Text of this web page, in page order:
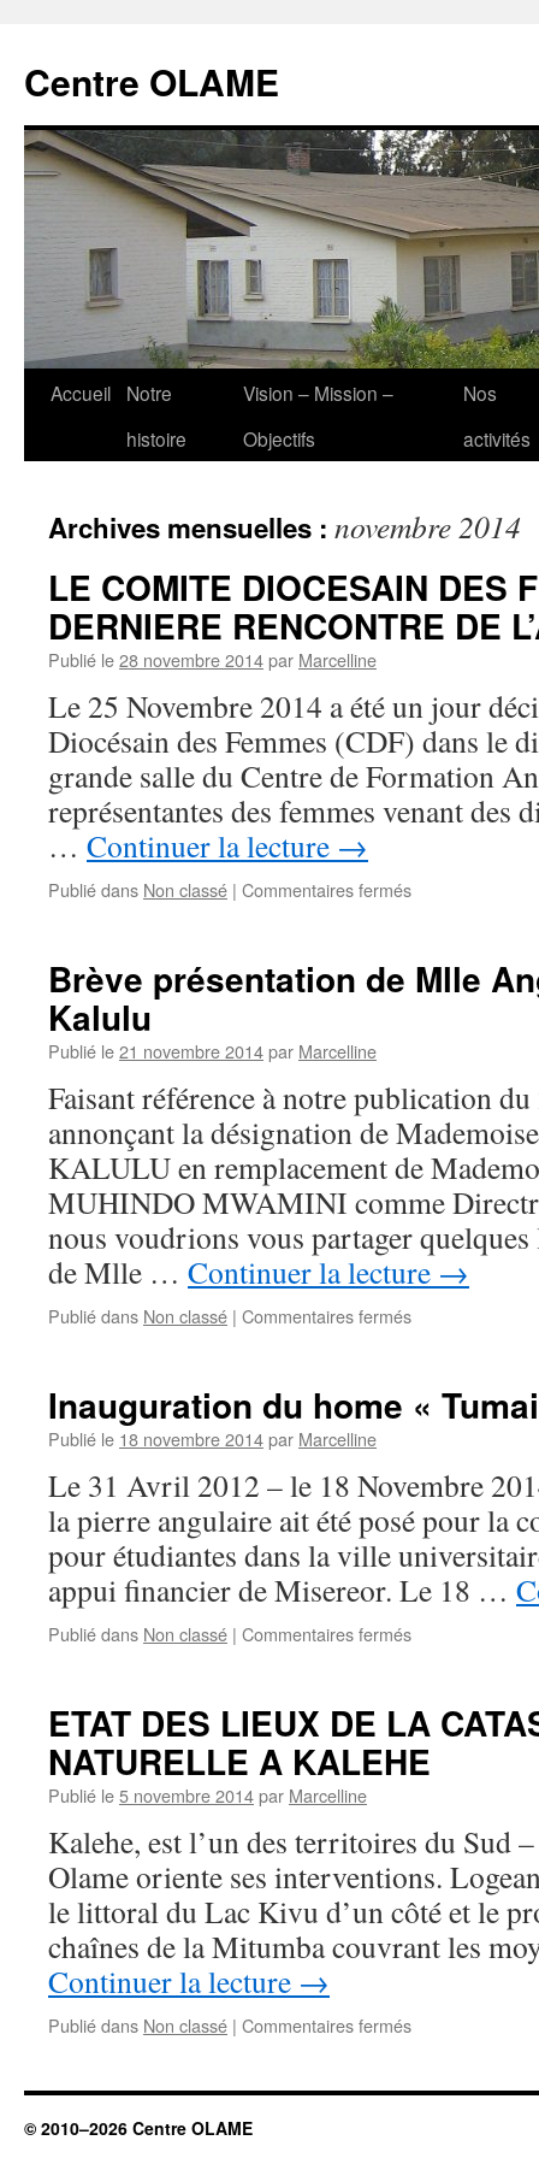
contenu
Centre OLAME
Accueil
Notre
histoire
Vision – Mission –
Objectifs
Nos
activités
Archives mensuelles : novembre 2014
LE COMITE DIOCESAIN DES
DERNIERE RENCONTRE DE
Publié le28 novembre 2014par Marcelline
Le 25 Novembre 2014 a été un jour
Diocésain des Femmes (CDF) dans le
grande salle du Centre de Formation
représentantes des femmes venant des
… Continuer la lecture →
Publié dans Non classé | Commentaires ferméssur
DES
RENCONTRE
DE
L’ANNEE
2014
Brève présentation de Mlle
Kalulu
Publié le21 novembre 2014par Marcelline
Faisant référence à notre publication
annonçant la désignation de
KALULU en remplacement de
MUHINDO MWAMINI comme
nous voudrions vous partager
de Mlle … Continuer la lecture →
Publié dans Non classé | Commentaires ferméssur
Mlle
Kalulu
Inauguration du home «
Publié le 18 novembre 2014par Marcelline
Le 31 Avril 2012 – le 18 Novembre
la pierre angulaire ait été posé pour la
pour étudiantes dans la ville
appui financier de Misereor. Le 18 …
Publié dans Non classé | Commentaires ferméssur
«
Tumaini
»
ETAT DES LIEUX DE LA
NATURELLE A KALEHE
Publié le5 novembre 2014par Marcelline
Kalehe, est l’un des territoires du Sud
Olame oriente ses interventions.
le littoral du Lac Kivu d’un côté et le
chaînes de la Mitumba couvrant les
Continuer la lecture →
Publié dans Non classé | Commentaires ferméssur
LIEUX
© 2010–2026 Centre OLAME